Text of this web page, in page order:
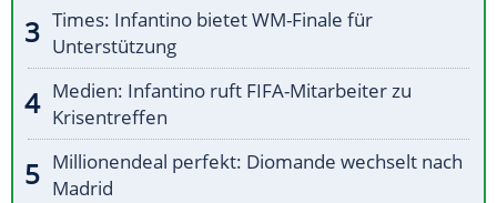
Times: Infantino bietet WM-Finale für
Unterstützung
Medien: Infantino ruft FIFA-Mitarbeiter zu
Krisentreffen
Millionendeal perfekt: Diomande wechselt nach
Madrid